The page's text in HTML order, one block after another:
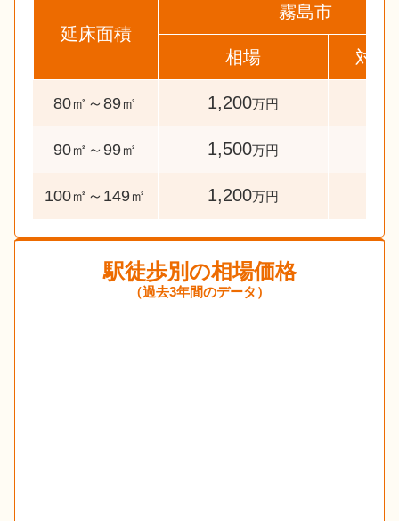
延床面積
霧島市
相場 対象
80㎡～89㎡ 1,200万円
90㎡～99㎡ 1,500万円
100㎡～149㎡ 1,200万円
駅徒歩別の相場価格
（過去3年間のデータ）